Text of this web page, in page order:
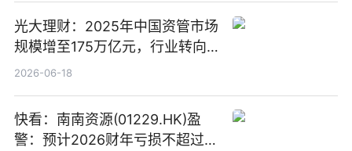
光大理财：2025年中国资管市场
规模增至175万亿元，行业转向
“量质并重”
2026-06-18
快看：南南资源(01229.HK)盈
警：预计2026财年亏损不超过